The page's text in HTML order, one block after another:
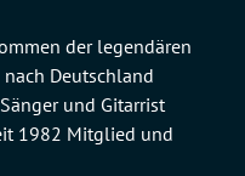
der legendären
Deutschland
und Gitarrist
1982 Mitglied und